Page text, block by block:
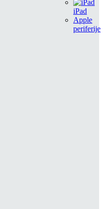
iPad
Apple
periferije